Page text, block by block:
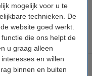
mogelijk voor u te
technieken. De
website goed werkt.
die ons helpt de
u graag alleen
en willen
binnen en buiten
787124
17.30 uur